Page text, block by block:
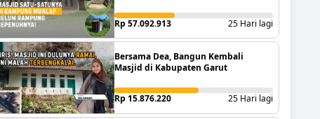
Rp 57.092.913 25 Hari lagi
Bersama Dea, Bangun Kembali
Masjid di Kabupaten Garut
Rp 15.876.220 25 Hari lagi